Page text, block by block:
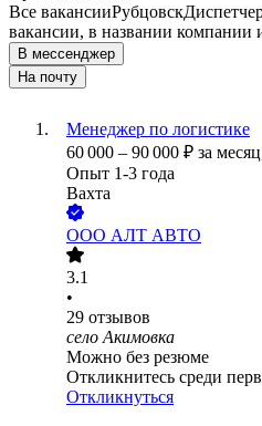
Все вакансииРубцовск
вакансии, в названии компании
В мессенджер
На почту
Менеджер по логистике
60 000 – 90 000 ₽ за
Опыт 1-3 года
Вахта
ООО АЛТ АВТО
3.1
•
29 отзывов
село Акимовка
Можно без резюме
Откликнитесь среди
Откликнуться